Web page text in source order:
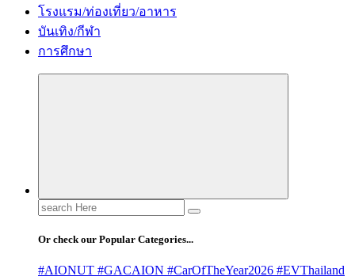
โรงแรม/ท่องเที่ยว/อาหาร
บันเทิง/กีฬา
การศึกษา
Search
for:
Or check our Popular Categories...
#AIONUT #GACAION #CarOfTheYear2026 #EVThailand